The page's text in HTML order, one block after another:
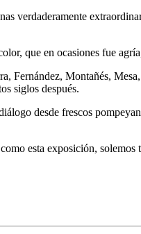
verdaderamente
que en ocasiones fue
Montañés,
siglos después.
desde frescos
esta exposición,